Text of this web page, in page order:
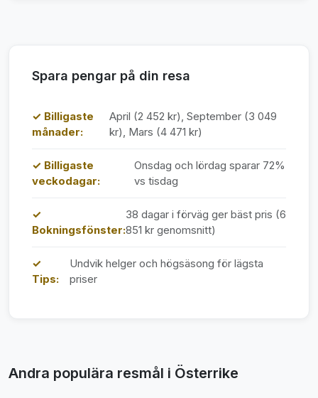
Spara pengar på din resa
✓ Billigaste
månader:
April (2 452 kr), September (3 049
kr), Mars (4 471 kr)
✓ Billigaste
veckodagar:
Onsdag och lördag sparar 72%
vs tisdag
✓
Bokningsfönster:
38 dagar i förväg ger bäst pris (6
851 kr genomsnitt)
✓
Tips:
Undvik helger och högsäsong för lägsta
priser
Andra populära resmål i Österrike